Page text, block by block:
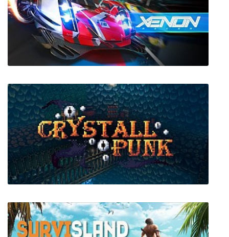
INSANE WEST
Xenon Racer